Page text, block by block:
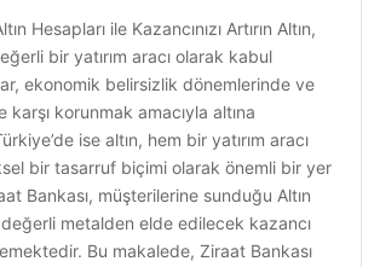
Hesapları ile Kazancınızı Artırın Altın,
bir yatırım aracı olarak kabul
ekonomik belirsizlik dönemlerinde ve
korunmak amacıyla altına
ise altın, hem bir yatırım aracı
bir tasarruf biçimi olarak önemli bir yer
Bankası, müşterilerine sunduğu Altın
değerli metalden elde edilecek kazancı
Bu makalede, Ziraat Bankası